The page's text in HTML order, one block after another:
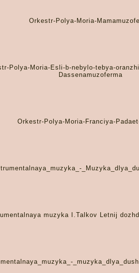
Orkestr-Polya-Moria-
Polya-Moria-Esli-b-nebylo-tebya-
Dassenamuzoferma
Orkestr-Polya-Moria-Franciya-
muzyka I.Talkov Letnij